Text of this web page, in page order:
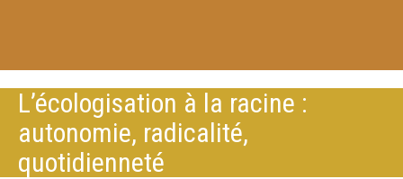
L’écologisation à la racine :
autonomie, radicalité,
quotidienneté